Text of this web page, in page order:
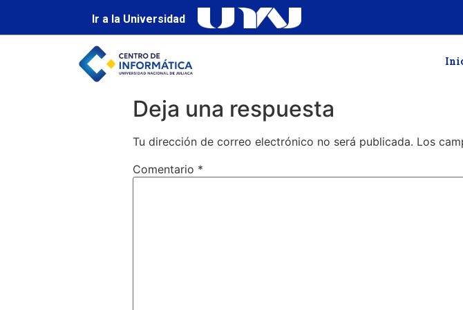
Ir a la Universidad
Deja una respuesta
Tu dirección de correo electrónico no será publicada. Los
Comentario *